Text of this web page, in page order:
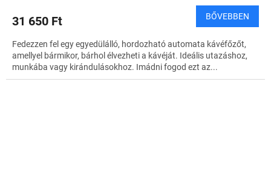
31 650 Ft BŐVEBBEN
Fedezzen fel egy egyedülálló, hordozható automata kávéfőzőt,
amellyel bármikor, bárhol élvezheti a kávéját. Ideális utazáshoz,
munkába vagy kirándulásokhoz. Imádni fogod ezt az...